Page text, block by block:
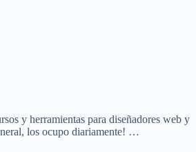
y herramientas para diseñadores web y
los ocupo diariamente! …